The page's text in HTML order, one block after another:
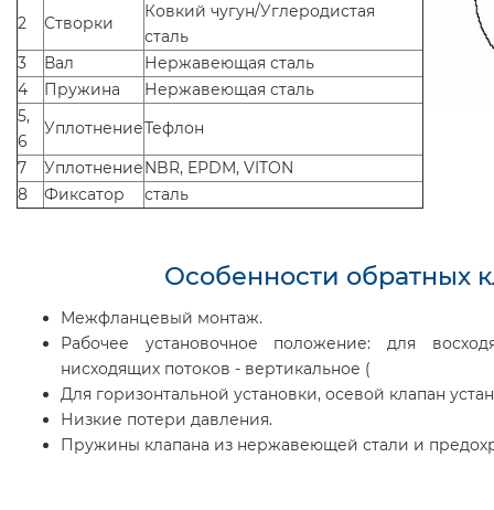
2
Створки
Ковкий чугун/Углеродистая
сталь
3
Вал
Нержавеющая сталь
4
Пружина
Нержавеющая сталь
5,
6
УплотнениеТефлон
7
УплотнениеNBR, EPDM, VITON
8
Фиксатор сталь
Особенности обратных
Межфланцевый монтаж.
Рабочее установочное положение: для
нисходящих потоков - вертикальное (
Для горизонтальной установки, осевой клапан
Низкие потери давления.
Пружины клапана из нержавеющей стали и